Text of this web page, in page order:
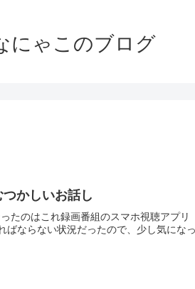
にゃこのブログ
かしいお話し
たのはこれ録画番組のスマホ視聴アプ
ばならない状況だったので、少し気になっ